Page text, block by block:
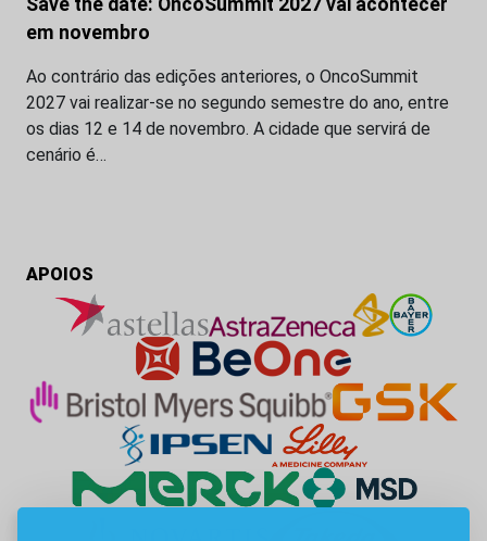
em novembro
Ao contrário das edições anteriores, o OncoSummit
2027 vai realizar-se no segundo semestre do ano, entre
os dias 12 e 14 de novembro. A cidade que servirá de
cenário é…
APOIOS